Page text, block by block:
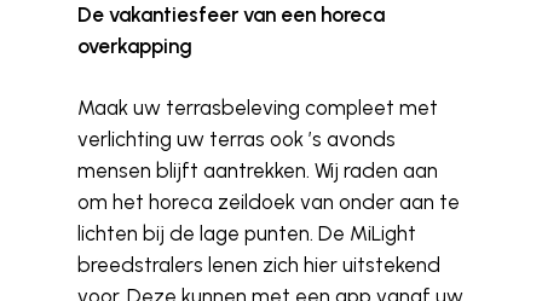
De vakantiesfeer van een horeca
overkapping
Maak uw terrasbeleving compleet met
verlichting uw terras ook ’s avonds
mensen blijft aantrekken. Wij raden aan
om het horeca zeildoek van onder aan te
lichten bij de lage punten. De MiLight
breedstralers lenen zich hier uitstekend